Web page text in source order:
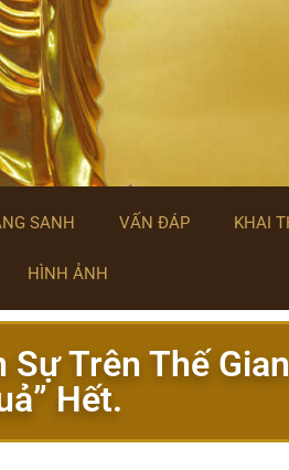
SANH VẤN ĐÁP KHAI
HÌNH ẢNH
Trên Thế
Hết.